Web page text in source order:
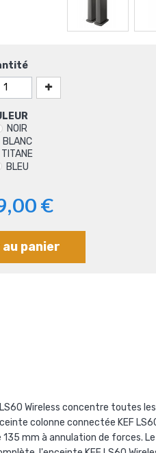
NOIR
BLANC
TITANE
BLEU
€
panier
Wireless concentre toutes
colonne connectée KEF
135 mm à annulation de forces.